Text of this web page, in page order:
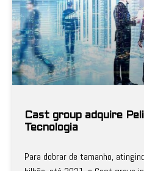
Cast group adquire
Tecnologia
Para dobrar de tamanho,